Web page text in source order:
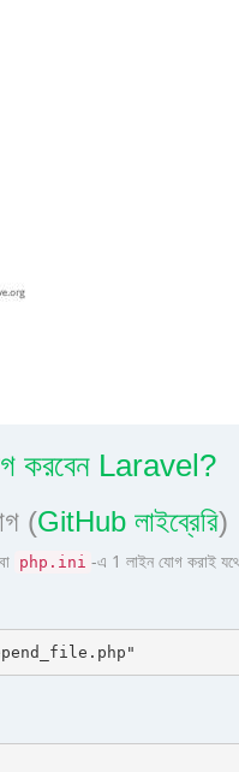
করবেন Laravel?
(GitHub লাইব্রেরি)
বা php.ini -এ 1 লাইন যোগ করাই